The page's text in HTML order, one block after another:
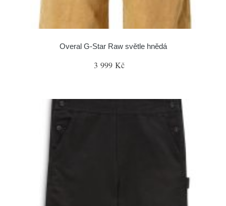
Overal G-Star Raw světle hnědá
3 999 Kč